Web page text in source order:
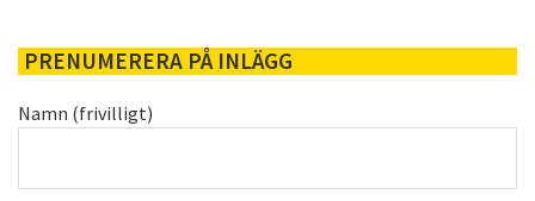
PRENUMERERA PÅ INLÄGG
Namn (frivilligt)